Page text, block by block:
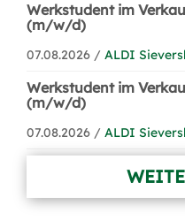
Werkstudent im
(m/w/d)
07.08.2026 / ALDI
Werkstudent im
(m/w/d)
07.08.2026 / ALDI